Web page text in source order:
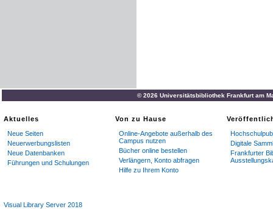
© 2026 Universitätsbibliothek Frankfurt am
Aktuelles
Neue Seiten
Neuerwerbungslisten
Neue Datenbanken
Führungen und Schulungen
Von zu Hause
Online-Angebote außerhalb des
Campus nutzen
Bücher online bestellen
Verlängern, Konto abfragen
Hilfe zu Ihrem Konto
Digitale
Frankfurter
Visual Library Server 2018